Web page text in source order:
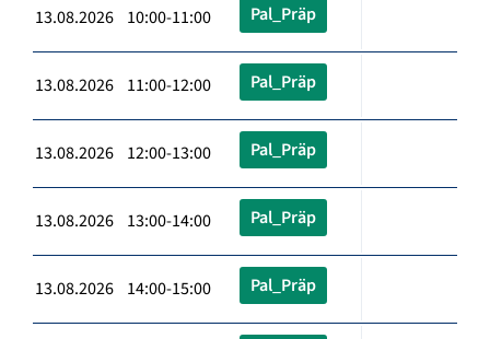
13.08.2026 10:00-11:00 Pal_Präp
13.08.2026 11:00-12:00 Pal_Präp
13.08.2026 12:00-13:00 Pal_Präp
13.08.2026 13:00-14:00 Pal_Präp
13.08.2026 14:00-15:00 Pal_Präp